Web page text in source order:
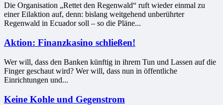
Die Organisation „Rettet den Regenwald“ ruft wieder einmal zu
einer Eilaktion auf, denn: bislang weitgehend unberührter
Regenwald in Ecuador soll – so die Pläne...
Aktion: Finanzkasino schließen!
Wer will, dass den Banken künftig in ihrem Tun und Lassen auf die
Finger geschaut wird? Wer will, dass nun in öffentliche
Einrichtungen und...
Keine Kohle und Gegenstrom